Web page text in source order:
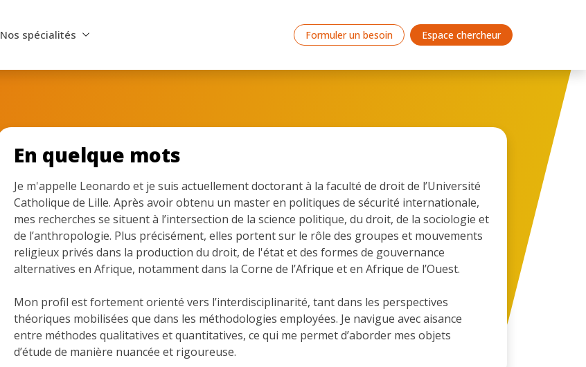
Nos spécialités Formuler un besoin Espace chercheur
En quelque mots
Je m'appelle Leonardo et je suis actuellement doctorant à la faculté de droit de l’Université
Catholique de Lille. Après avoir obtenu un master en politiques de sécurité internationale,
mes recherches se situent à l’intersection de la science politique, du droit, de la sociologie et
de l’anthropologie. Plus précisément, elles portent sur le rôle des groupes et mouvements
religieux privés dans la production du droit, de l'état et des formes de gouvernance
alternatives en Afrique, notamment dans la Corne de l’Afrique et en Afrique de l’Ouest.
Mon profil est fortement orienté vers l’interdisciplinarité, tant dans les perspectives
théoriques mobilisées que dans les méthodologies employées. Je navigue avec aisance
entre méthodes qualitatives et quantitatives, ce qui me permet d’aborder mes objets
d’étude de manière nuancée et rigoureuse.